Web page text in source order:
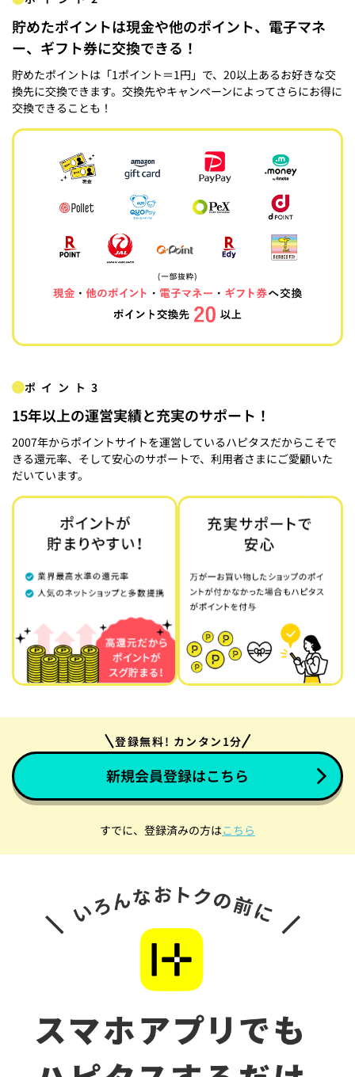
貯めたポイントは現金や他のポイント、電子マネ
ー、ギフト券に交換できる！
貯めたポイントは「1ポイント＝1円」で、20以上あるお好きな交
換先に交換できます。交換先やキャンペーンによってさらにお得に
交換できることも！
ポイント3
15年以上の運営実績と充実のサポート！
2007年からポイントサイトを運営しているハピタスだからこそで
きる還元率、そして安心のサポートで、利用者さまにご愛顧いた
だいています。
登録無料! カンタン1分
新規会員登録はこちら
すでに、登録済みの方はこちら